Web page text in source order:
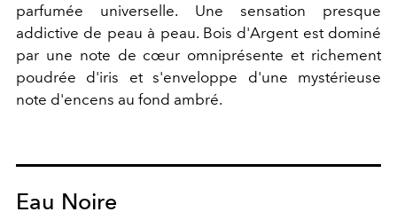
parfumée universelle. Une sensation presque
addictive de peau à peau. Bois d'Argent est dominé
par une note de cœur omniprésente et richement
poudrée d'iris et s'enveloppe d'une mystérieuse
note d'encens au fond ambré.
Eau Noire